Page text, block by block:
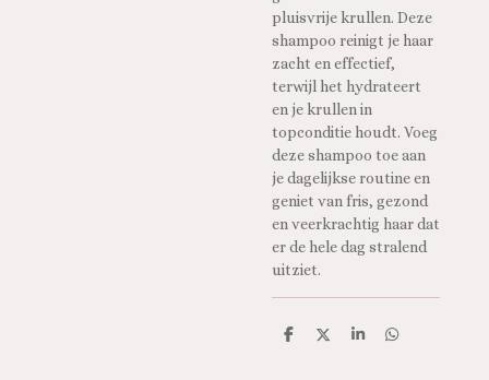
pluisvrije krullen. Deze
shampoo reinigt je haar
zacht en effectief,
terwijl het hydrateert
en je krullen in
topconditie houdt. Voeg
deze shampoo toe aan
je dagelijkse routine en
geniet van fris, gezond
en veerkrachtig haar dat
er de hele dag stralend
uitziet.
D
D
S
D